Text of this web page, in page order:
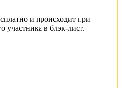
и происходит при
участника в блэк-лист.